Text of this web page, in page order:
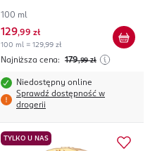
100 ml
129,99 zł
100 ml = 129,99 zł
Najniższa cena: 179,99 zł
Niedostępny online
Sprawdź dostępność w
drogerii
TYLKO U NAS